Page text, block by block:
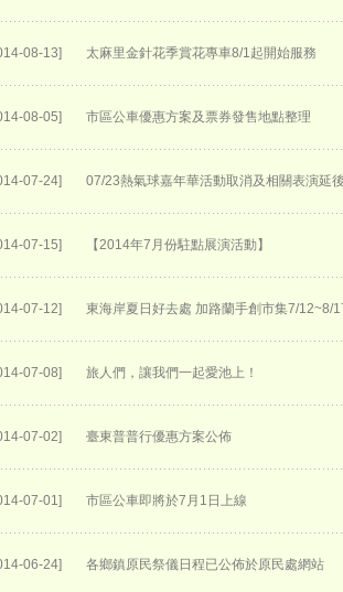
08-13] 太麻里金針花季賞花專車8/1起開始服務
08-05] 市區公車優惠方案及票券發售地點整理
07-24] 07/23熱氣球嘉年華活動取消及相關表演延
07-15] 【2014年7月份駐點展演活動】
07-12] 東海岸夏日好去處 加路蘭手創市集7/12~8/
07-08] 旅人們，讓我們一起愛池上！
07-02] 臺東普普行優惠方案公佈
07-01] 市區公車即將於7月1日上線
06-24] 各鄉鎮原民祭儀日程已公佈於原民處網站